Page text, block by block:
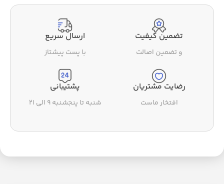
تضمین کیفیت
و تضمین اصالت
ارسال سریع
با پست پیشتاز
رضایت مشتریان
افتخار ماست
پشتیبانی
شنبه تا پنجشنبه ۹ الی ۲۱